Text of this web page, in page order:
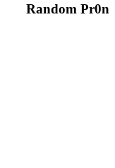
Random Pr0n